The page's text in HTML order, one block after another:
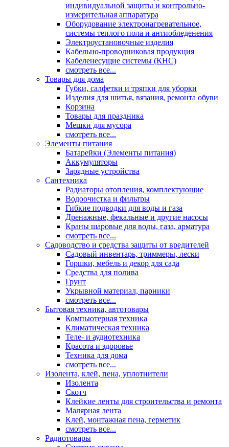
индивидуальной защиты и контрольно-
измерительная аппаратура
Оборудование электронагревательное,
системы теплого пола и антиобледенения
Электроустановочные изделия
Кабельно-проводниковая продукция
Кабеленесущие системы (КНС)
смотреть все...
Товары для дома
Губки, салфетки и тряпки для уборки
Изделия для шитья, вязания, ремонта обуви
Корзина
Товары для праздника
Мешки для мусора
смотреть все...
Элементы питания
Батарейки (Элементы питания)
Аккумуляторы
Зарядные устройства
Сантехника
Радиаторы отопления, комплектующие
Водоочистка и фильтры
Гибкие подводки для воды и газа
Дренажные, фекальные и другие насосы
Краны шаровые для воды, газа, арматура
смотреть все...
Садоводство и средства защиты от вредителей
Садовый инвентарь, триммеры, лески
Горшки, мебель и декор для сада
Средства для полива
Грунт
Укрывной материал, парники
смотреть все...
Бытовая техника, автотовары
Компьютерная техника
Климатическая техника
Теле- и аудиотехника
Красота и здоровье
Техника для дома
смотреть все...
Изолента, клей, пена, уплотнители
Изолента
Скотч
Клейкие ленты для строительства и ремонта
Малярная лента
Клей, монтажная пена, герметик
смотреть все...
Радиотовары